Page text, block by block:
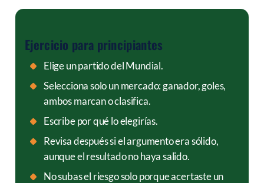
Ejercicio para principiantes
Elige un partido del Mundial.
Selecciona solo un mercado: ganador, goles,
ambos marcan o clasifica.
Escribe por qué lo elegirías.
Revisa después si el argumento era sólido,
aunque el resultado no haya salido.
No subas el riesgo solo porque acertaste un